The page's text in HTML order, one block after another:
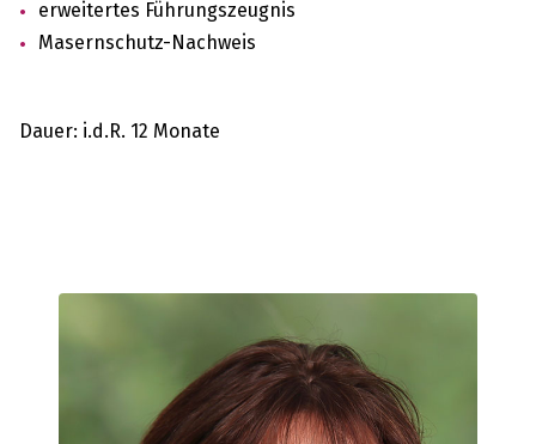
erweitertes Führungszeugnis
Masernschutz-Nachweis
Dauer: i.d.R. 12 Monate